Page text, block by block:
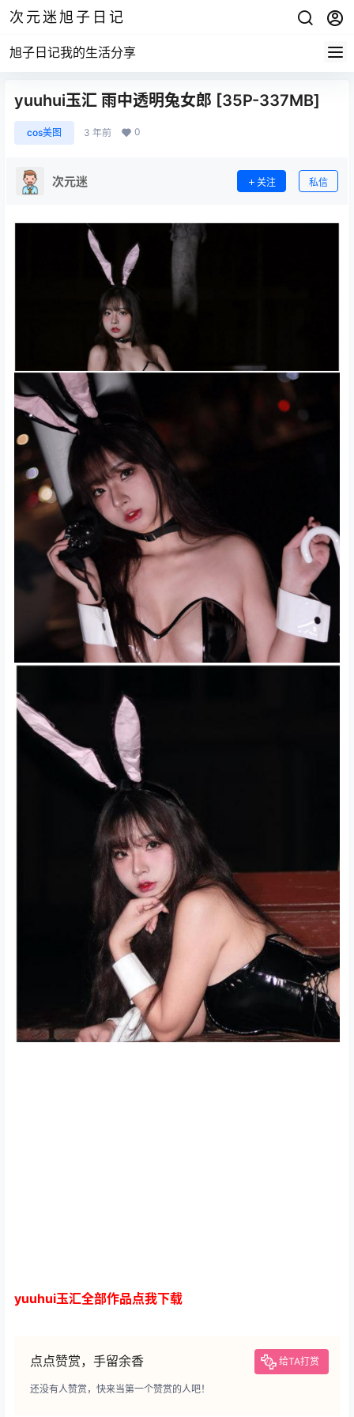
次元迷旭子日记
旭子日记我的生活分享
yuuhui玉汇 雨中透明兔女郎 [35P-337MB]
cos美图 3 年前 0
次元迷 关注 私信
yuuhui玉汇全部作品点我下载
点点赞赏，手留余香 给TA打赏
还没有人赞赏，快来当第一个赞赏的人吧！